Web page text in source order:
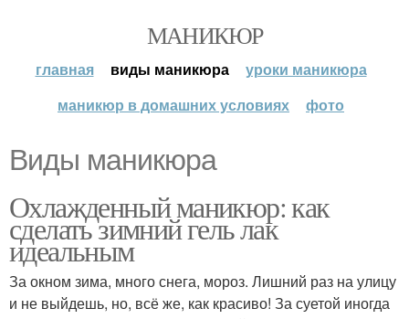
МАНИКЮР
главная виды маникюра
уроки маникюра
маникюр в домашних условиях
фото
Виды маникюра
Охлажденный маникюр: как
сделать зимний гель лак
идеальным
За окном зима, много снега, мороз. Лишний раз на улицу
и не выйдешь, но, всё же, как красиво! За суетой иногда